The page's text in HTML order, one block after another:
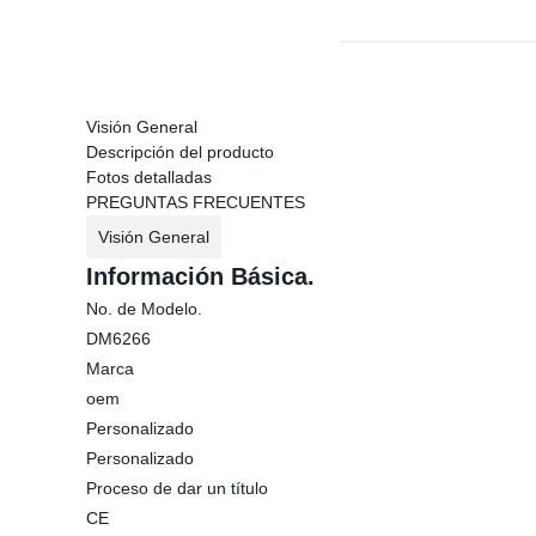
Visión General
Descripción del producto
Fotos detalladas
PREGUNTAS FRECUENTES
Visión General
Información Básica.
No. de Modelo.
DM6266
Marca
oem
Personalizado
Personalizado
Proceso de dar un título
CE